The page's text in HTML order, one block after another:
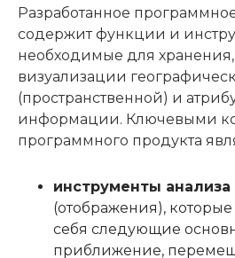
Разработанное
содержит функции и
необходимые для хранения,
визуализации
(пространственной) и
информации. Ключевыми
программного продукта
инструменты анализа
(отображения),
себя следующие
приближение,